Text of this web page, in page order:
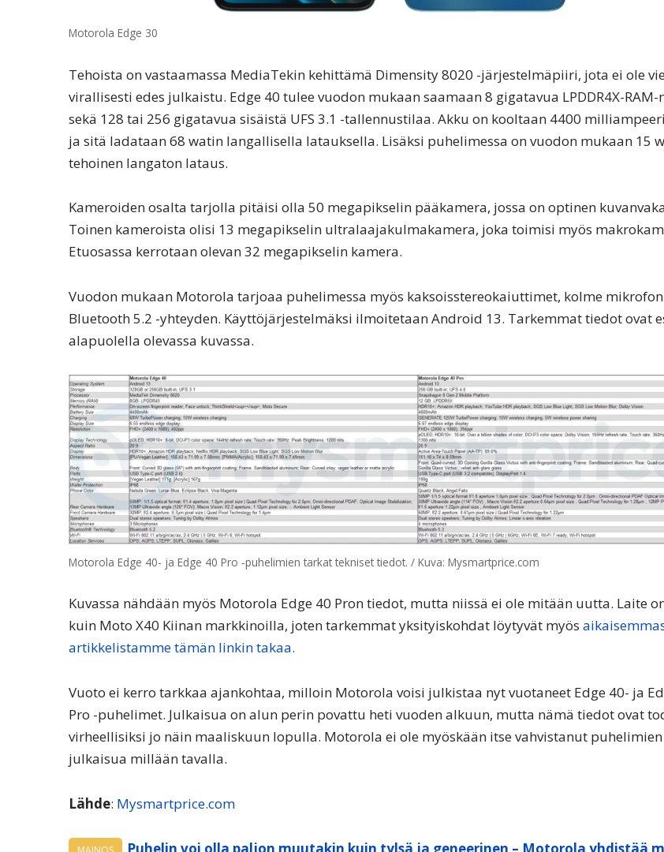
Motorola Edge 30
Tehoista on vastaamassa MediaTekin kehittämä Dimensity 8020 -järjestelmäpiiri, jota ei ole
virallisesti edes julkaistu. Edge 40 tulee vuodon mukaan saamaan 8 gigatavua LPDDR4X-
sekä 128 tai 256 gigatavua sisäistä UFS 3.1 -tallennustilaa. Akku on kooltaan 4400
ja sitä ladataan 68 watin langallisella latauksella. Lisäksi puhelimessa on vuodon mukaan 15
tehoinen langaton lataus.
Kameroiden osalta tarjolla pitäisi olla 50 megapikselin pääkamera, jossa on optinen
Toinen kameroista olisi 13 megapikselin ultralaajakulmakamera, joka toimisi myös
Etuosassa kerrotaan olevan 32 megapikselin kamera.
Vuodon mukaan Motorola tarjoaa puhelimessa myös kaksoisstereokaiuttimet, kolme
Bluetooth 5.2 -yhteyden. Käyttöjärjestelmäksi ilmoitetaan Android 13. Tarkemmat tiedot ovat
alapuolella olevassa kuvassa.
Motorola Edge 40- ja Edge 40 Pro -puhelimien tarkat tekniset tiedot. / Kuva: Mysmartprice.com
Kuvassa nähdään myös Motorola Edge 40 Pron tiedot, mutta niissä ei ole mitään uutta. Laite
kuin Moto X40 Kiinan markkinoilla, joten tarkemmat yksityiskohdat löytyvät myös
artikkelistamme tämän linkin takaa.
Vuoto ei kerro tarkkaa ajankohtaa, milloin Motorola voisi julkistaa nyt vuotaneet Edge 40- ja
Pro -puhelimet. Julkaisua on alun perin povattu heti vuoden alkuun, mutta nämä tiedot ovat
virheellisiksi jo näin maaliskuun lopulla. Motorola ei ole myöskään itse vahvistanut puhelimien
julkaisua millään tavalla.
Lähde: Mysmartprice.com